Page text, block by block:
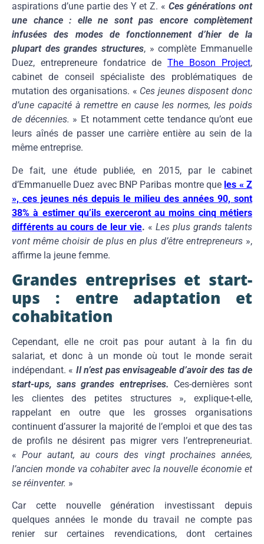
aspirations d’une partie des Y et Z. «Ces générations ont
une chance : elle ne sont pas encore complètement
infusées des modes de fonctionnement d’hier de la
plupart des grandes structures, » complète Emmanuelle
Duez, entrepreneure fondatrice de The Boson Project,
cabinet de conseil spécialiste des problématiques de
mutation des organisations. « Ces jeunes disposent donc
d’une capacité à remettre en cause les normes, les poids
de décennies. » Et notamment cette tendance qu’ont eue
leurs aînés de passer une carrière entière au sein de la
même entreprise.
De fait, une étude publiée, en 2015, par le cabinet
d’Emmanuelle Duez avec BNP Paribas montre que les « Z
», ces jeunes nés depuis le milieu des années 90, sont
38% à estimer qu’ils exerceront au moins cinq métiers
différents au cours de leur vie. « Les plus grands talents
vont même choisir de plus en plus d’être entrepreneurs»,
affirme la jeune femme.
Grandes entreprises et start-
ups : entre adaptation et
cohabitation
Cependant, elle ne croit pas pour autant à la fin du
salariat, et donc à un monde où tout le monde serait
indépendant. « Il n’est pas envisageable d’avoir des tas de
start-ups, sans grandes entreprises. Ces-dernières sont
les clientes des petites structures », explique-t-elle,
rappelant en outre que les grosses organisations
continuent d’assurer la majorité de l’emploi et que des tas
de profils ne désirent pas migrer vers l’entrepreneuriat.
«Pour autant, au cours des vingt prochaines années,
l’ancien monde va cohabiter avec la nouvelle économie et
se réinventer. »
Car cette nouvelle génération investissant depuis
quelques années le monde du travail ne compte pas
renier sur certaines revendications, dont certaines